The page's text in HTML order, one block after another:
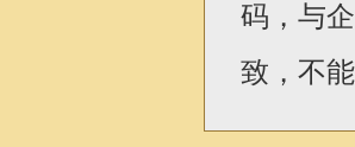
码，与
致，不